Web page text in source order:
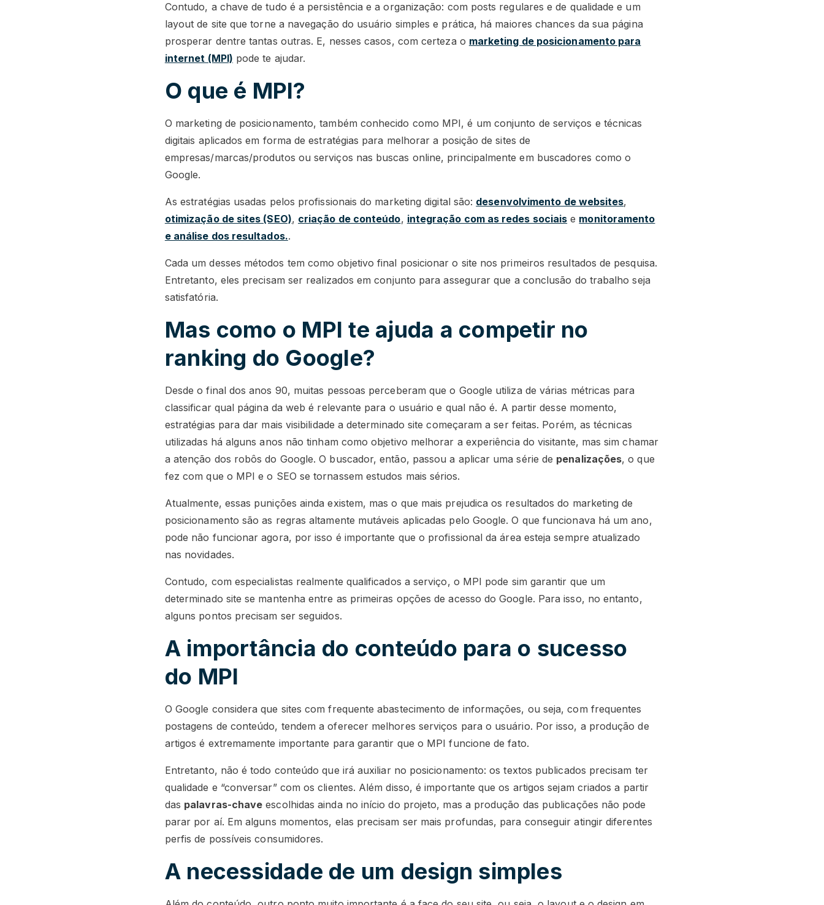
Contudo, a chave de tudo é a persistência e a organização: com posts regulares e de qualidade e um
layout de site que torne a navegação do usuário simples e prática, há maiores chances da sua página
prosperar dentre tantas outras. E, nesses casos, com certeza o marketing de posicionamento para
internet (MPI) pode te ajudar.
O que é MPI?
O marketing de posicionamento, também conhecido como MPI, é um conjunto de serviços e técnicas
digitais aplicados em forma de estratégias para melhorar a posição de sites de
empresas/marcas/produtos ou serviços nas buscas online, principalmente em buscadores como o
Google.
As estratégias usadas pelos profissionais do marketing digital são: desenvolvimento de websites,
otimização de sites (SEO), criação de conteúdo, integração com as redes sociais e monitoramento
e análise dos resultados..
Cada um desses métodos tem como objetivo final posicionar o site nos primeiros resultados de pesquisa.
Entretanto, eles precisam ser realizados em conjunto para assegurar que a conclusão do trabalho seja
satisfatória.
Mas como o MPI te ajuda a competir no
ranking do Google?
Desde o final dos anos 90, muitas pessoas perceberam que o Google utiliza de várias métricas para
classificar qual página da web é relevante para o usuário e qual não é. A partir desse momento,
estratégias para dar mais visibilidade a determinado site começaram a ser feitas. Porém, as técnicas
utilizadas há alguns anos não tinham como objetivo melhorar a experiência do visitante, mas sim chamar
a atenção dos robôs do Google. O buscador, então, passou a aplicar uma série de penalizações, o que
fez com que o MPI e o SEO se tornassem estudos mais sérios.
Atualmente, essas punições ainda existem, mas o que mais prejudica os resultados do marketing de
posicionamento são as regras altamente mutáveis aplicadas pelo Google. O que funcionava há um ano,
pode não funcionar agora, por isso é importante que o profissional da área esteja sempre atualizado
nas novidades.
Contudo, com especialistas realmente qualificados a serviço, o MPI pode sim garantir que um
determinado site se mantenha entre as primeiras opções de acesso do Google. Para isso, no entanto,
alguns pontos precisam ser seguidos.
A importância do conteúdo para o sucesso
do MPI
O Google considera que sites com frequente abastecimento de informações, ou seja, com frequentes
postagens de conteúdo, tendem a oferecer melhores serviços para o usuário. Por isso, a produção de
artigos é extremamente importante para garantir que o MPI funcione de fato.
Entretanto, não é todo conteúdo que irá auxiliar no posicionamento: os textos publicados precisam ter
qualidade e “conversar” com os clientes. Além disso, é importante que os artigos sejam criados a partir
das palavras-chave escolhidas ainda no início do projeto, mas a produção das publicações não pode
parar por aí. Em alguns momentos, elas precisam ser mais profundas, para conseguir atingir diferentes
perfis de possíveis consumidores.
A necessidade de um design simples